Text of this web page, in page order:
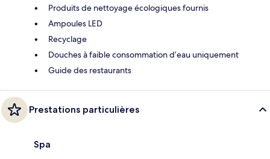
Produits de nettoyage écologiques fournis
Ampoules LED
Recyclage
Douches à faible consommation d’eau uniquement
Guide des restaurants
Prestations particulières
Spa